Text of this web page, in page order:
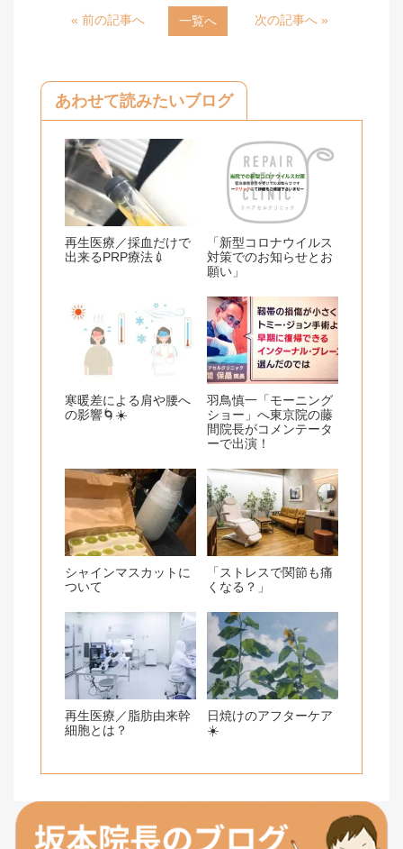
e e
o
o
k
« 前の記事へ 一覧へ 次の記事へ »
あわせて読みたいブログ
再生医療／採血だけで
出来るPRP療法💉
「新型コロナウイルス
対策でのお知らせとお
願い」
寒暖差による肩や腰へ
の影響🌀☀️
羽鳥慎一「モーニング
ショー」へ東京院の藤
間院長がコメンテータ
ーで出演！
シャインマスカットに
ついて
「ストレスで関節も痛
くなる？」
再生医療／脂肪由来幹
細胞とは？
日焼けのアフターケア
☀️